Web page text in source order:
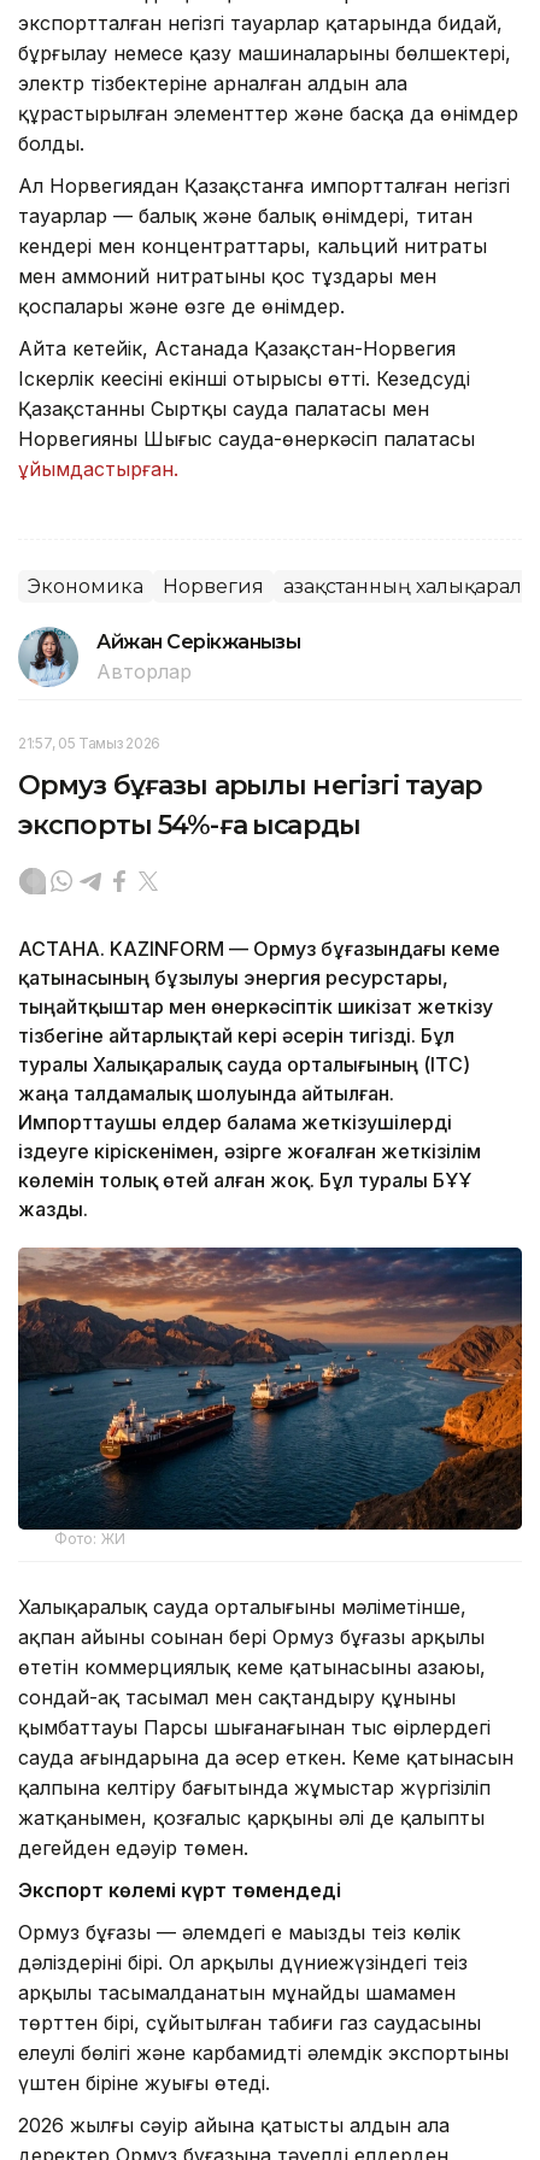
экспортталған негізгі тауарлар қатарында бидай,
бұрғылау немесе қазу машиналарының бөлшектері,
электр тізбектеріне арналған алдын ала
құрастырылған элементтер және басқа да өнімдер
болды.
Ал Норвегиядан Қазақстанға импортталған негізгі
тауарлар — балық және балық өнімдері, титан
кендері мен концентраттары, кальций нитраты
мен аммоний нитратының қос тұздары мен
қоспалары және өзге де өнімдер.
Айта кетейік, Астанада Қазақстан-Норвегия
Іскерлік кеңесінің екінші отырысы өтті. Кезедсуді
Қазақстанның Сыртқы сауда палатасы мен
Норвегияның Шығыс сауда-өнеркәсіп палатасы
ұйымдастырған.
Экономика Норвегия Қазақстанның
Айжан Серікжанқызы
Авторлар
21:57, 05 Тамыз 2026
Ормуз бұғазы арқылы негізгі тауар
экспорты 54%-ға қысқарды
АСТАНА. KAZINFORM — Ормуз бұғазындағы кеме
қатынасының бұзылуы энергия ресурстары,
тыңайтқыштар мен өнеркәсіптік шикізат жеткізу
тізбегіне айтарлықтай кері әсерін тигізді. Бұл
туралы Халықаралық сауда орталығының (ITC)
жаңа талдамалық шолуында айтылған.
Импорттаушы елдер балама жеткізушілерді
іздеуге кіріскенімен, әзірге жоғалған жеткізілім
көлемін толық өтей алған жоқ. Бұл туралы БҰҰ
жазды.
Фото: ЖИ
Халықаралық сауда орталығының мәліметінше,
ақпан айының соңынан бері Ормуз бұғазы арқылы
өтетін коммерциялық кеме қатынасының азаюы,
сондай-ақ тасымал мен сақтандыру құнының
қымбаттауы Парсы шығанағынан тыс өңірлердегі
сауда ағындарына да әсер еткен. Кеме қатынасын
қалпына келтіру бағытында жұмыстар жүргізіліп
жатқанымен, қозғалыс қарқыны әлі де қалыпты
деңгейден едәуір төмен.
Экспорт көлемі күрт төмендеді
Ормуз бұғазы — әлемдегі ең маңызды теңіз көлік
дәліздерінің бірі. Ол арқылы дүниежүзіндегі теңіз
арқылы тасымалданатын мұнайдың шамамен
төрттен бірі, сұйытылған табиғи газ саудасының
елеулі бөлігі және карбамидтің әлемдік экспортының
үштен біріне жуығы өтеді.
2026 жылғы сәуір айына қатысты алдын ала
деректер Ормуз бұғазына тәуелді елдерден